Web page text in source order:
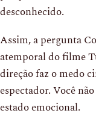
desconhecido.
Assim, a pergunta
atemporal do filme
direção faz o medo
espectador. Você
estado emocional.